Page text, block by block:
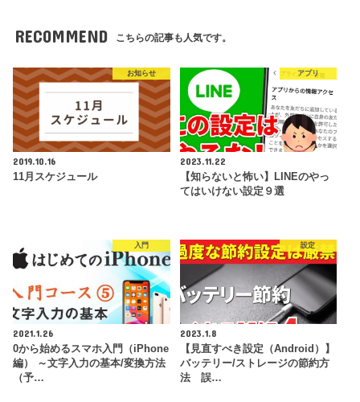
RECOMMEND こちらの記事も人気です。
お知らせ
2019.10.16
11月スケジュール
アプリ
2023.11.22
【知らないと怖い】LINEのやっ
てはいけない設定９選
入門
2021.1.26
0から始めるスマホ入門（iPhone
編） ～文字入力の基本/変換方法
（予…
設定
2023.1.8
【見直すべき設定（Android）】
バッテリー/ストレージの節約方
法 誤…